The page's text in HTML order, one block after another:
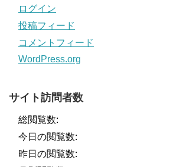
ログイン
投稿フィード
コメントフィード
WordPress.org
サイト訪問者数
総閲覧数:
今日の閲覧数:
昨日の閲覧数: